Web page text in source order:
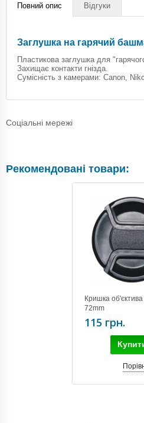
Повний опис Відгуки
Заглушка на гарячий
Пластикова заглушка для
Захищає контакти гнізда.
Сумісність з камерами: Canon,
Соціальні мережі
Рекомендовані товари:
Кришка
72mm
115 грн.